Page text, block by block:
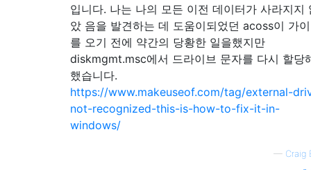
입니다. 나는 나의 모든 이전 데이터가 사라지지
았 음을 발견하는 데 도움이되었던 acoss이 가
를 오기 전에 약간의 당황한 일을했지만
diskmgmt.msc에서 드라이브 문자를 다시 할당
했습니다.
https://www.makeuseof.com/tag/external-
not-recognized-this-is-how-to-fix-it-in-
windows/
— Craig